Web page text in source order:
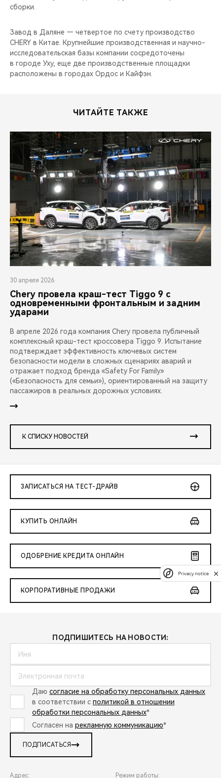
сборки.
Завод в Даляне — четвертое по счету производство
CHERY в Китае. Крупнейшие производственная и научно-
исследовательская базы компании сосредоточены
в городе Уху, еще две производственные площадки
расположены в городах Ордос и Кайфэн.
ЧИТАЙТЕ ТАКЖЕ
30 апреля 2026
Chery провела краш-тест Tiggo 9 с
одновременными фронтальным и задним
ударами
В апреле 2026 года компания Chery провела публичный
комплексный краш-тест кроссовера Tiggo 9. Испытание
подтверждает эффективность ключевых систем
безопасности модели в сложных сценариях аварий и
отражает подход бренда «Safety For Family»
(«Безопасность для семьи»), ориентированный на защиту
пассажиров в реальных дорожных условиях.
К СПИСКУ НОВОСТЕЙ
ЗАПИСАТЬСЯ НА ТЕСТ-ДРАЙВ
КУПИТЬ ОНЛАЙН
ОДОБРЕНИЕ КРЕДИТА ОНЛАЙН
КОРПОРАТИВНЫЕ ПРОДАЖИ
ПОДПИШИТЕСЬ НА НОВОСТИ:
Даю согласие на обработку персональных данных
в соответствии с политикой в отношении
обработки персональных данных*
Согласен на рекламную коммуникацию*
ПОДПИСАТЬСЯ
Адрес: Режим работы:
Privacy notice